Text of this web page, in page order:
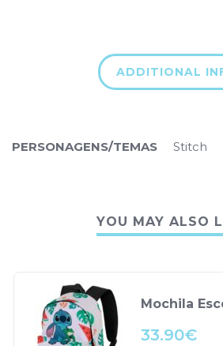
ADDITIONAL
PERSONAGENS/TEMAS Stitch
YOU MAY ALSO
Mochila
33.90€